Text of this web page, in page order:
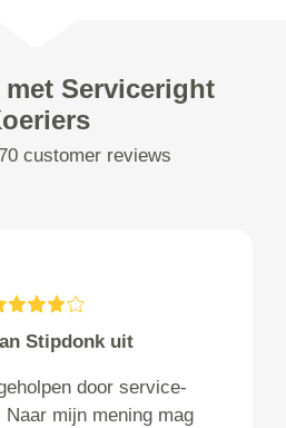
Serviceright
customer reviews
Stipdonk uit
door service-
mijn mening mag